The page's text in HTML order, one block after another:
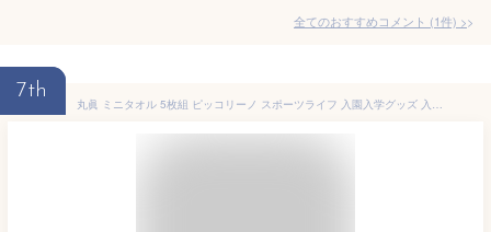
全てのおすすめコメント (1件) >
7th
丸眞 ミニタオル 5枚組 ピッコリーノ スポーツライフ 入園入学グッズ 入園入学準備 保育園 幼稚園 小学校 男の子 0615000500